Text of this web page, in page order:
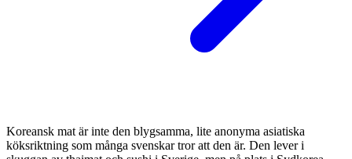
Koreansk mat är inte den blygsamma, lite anonyma asiatiska
köksriktning som många svenskar tror att den är. Den lever i